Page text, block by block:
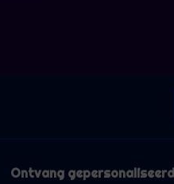
Ontvang